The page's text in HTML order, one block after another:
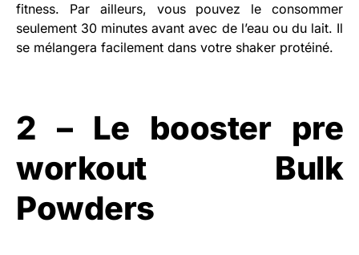
fitness. Par ailleurs, vous pouvez le consommer
seulement 30 minutes avant avec de l’eau ou du lait. Il
se mélangera facilement dans votre shaker protéiné.
2 – Le booster pre
workout Bulk
Powders